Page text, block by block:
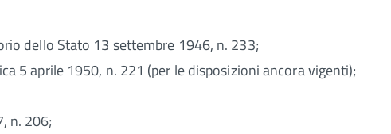
dello Stato 13 settembre 1946, n. 233;
5 aprile 1950, n. 221 (per le disposizioni ancora vigenti);
n. 206;